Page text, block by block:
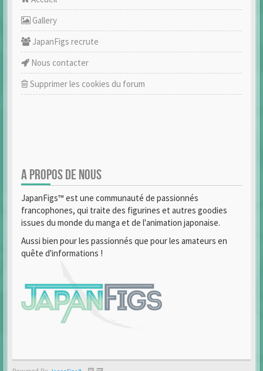
Gallery
JapanFigs recrute
Nous contacter
Supprimer les cookies du forum
A PROPOS DE NOUS
JapanFigs™ est une communauté de passionnés
francophones, qui traite des figurines et autres goodies
issues du monde du manga et de l'animation japonaise.
Aussi bien pour les passionnés que pour les amateurs en
quête d'informations !